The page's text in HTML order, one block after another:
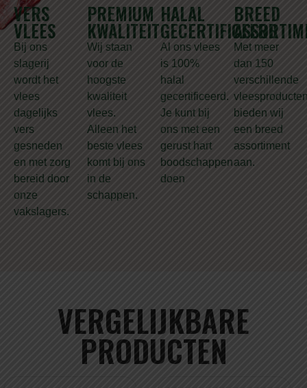
VERS
VLEES
Bij ons
slagerij
wordt het
vlees
dagelijks
vers
gesneden
en met zorg
bereid door
onze
vakslagers.
PREMIUM
KWALITEIT
Wij staan
voor de
hoogste
kwaliteit
vlees.
Alleen het
beste vlees
komt bij ons
in de
schappen.
HALAL
GECERTIFICEERD
Al ons vlees
is 100%
halal
gecertificeerd.
Je kunt bij
ons met een
gerust hart
boodschappen
doen
BREED
Met meer
dan 150
verschillende
bieden wij
een breed
assortiment
aan.
VERGELIJKBARE
PRODUCTEN